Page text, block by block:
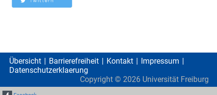
Übersicht Barrierefreiheit Kontakt
Impressum
Datenschutzerklaerung
Copyright © 2026 Universität Freiburg